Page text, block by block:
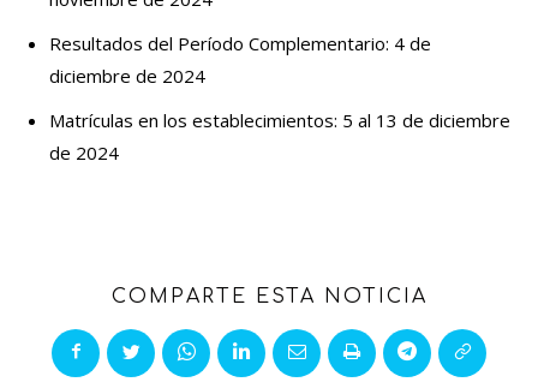
Resultados del Período Complementario: 4 de
diciembre de 2024
Matrículas en los establecimientos: 5 al 13 de diciembre
de 2024
COMPARTE ESTA NOTICIA